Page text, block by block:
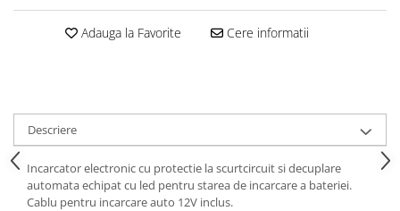
Adauga la Favorite Cere informatii
Descriere
Incarcator electronic cu protectie la scurtcircuit si decuplare
automata echipat cu led pentru starea de incarcare a bateriei.
Cablu pentru incarcare auto 12V inclus.